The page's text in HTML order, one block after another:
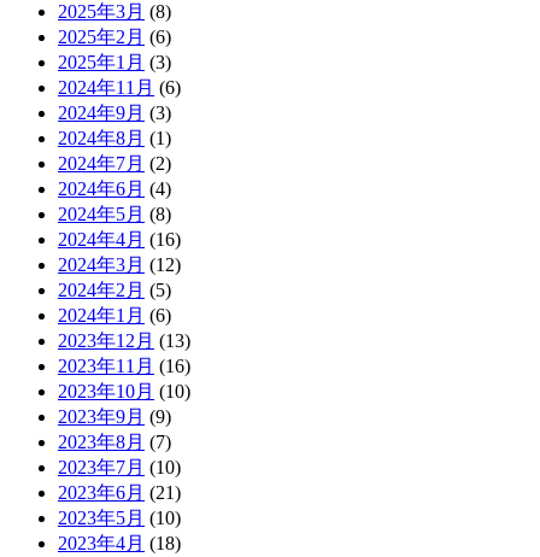
2025年3月 (8)
2025年2月 (6)
2025年1月 (3)
2024年11月 (6)
2024年9月 (3)
2024年8月 (1)
2024年7月 (2)
2024年6月 (4)
2024年5月 (8)
2024年4月 (16)
2024年3月 (12)
2024年2月 (5)
2024年1月 (6)
2023年12月 (13)
2023年11月 (16)
2023年10月 (10)
2023年9月 (9)
2023年8月 (7)
2023年7月 (10)
2023年6月 (21)
2023年5月 (10)
2023年4月 (18)